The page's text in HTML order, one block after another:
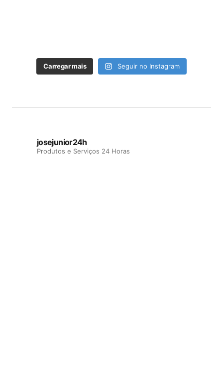
Carregar mais Seguir no Instagram
josejunior24h
Produtos e Serviços 24 Horas